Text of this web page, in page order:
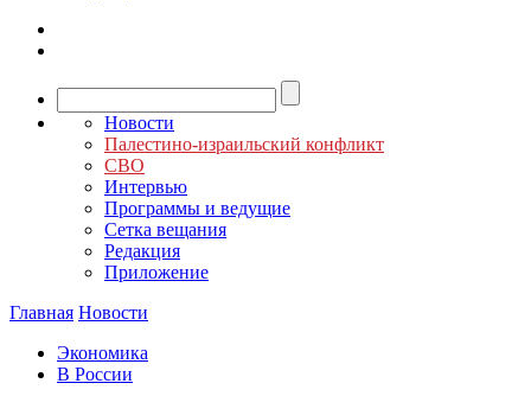
Новости
Палестино-израильский конфликт
СВО
Интервью
Программы и ведущие
Сетка вещания
Редакция
Приложение
Главная Новости
Экономика
В России